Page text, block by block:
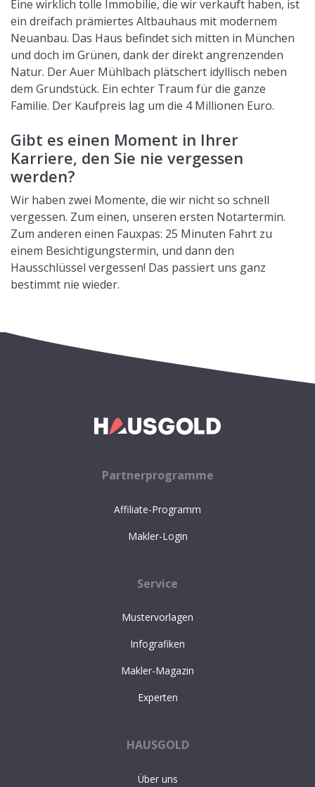
Eine wirklich tolle Immobilie, die wir verkauft haben, ist
ein dreifach prämiertes Altbauhaus mit modernem
Neuanbau. Das Haus befindet sich mitten in München
und doch im Grünen, dank der direkt angrenzenden
Natur. Der Auer Mühlbach plätschert idyllisch neben
dem Grundstück. Ein echter Traum für die ganze
Familie. Der Kaufpreis lag um die 4 Millionen Euro.
Gibt es einen Moment in Ihrer
Karriere, den Sie nie vergessen
werden?
Wir haben zwei Momente, die wir nicht so schnell
vergessen. Zum einen, unseren ersten Notartermin.
Zum anderen einen Fauxpas: 25 Minuten Fahrt zu
einem Besichtigungstermin, und dann den
Hausschlüssel vergessen! Das passiert uns ganz
bestimmt nie wieder.
Partnerprogramme
Affiliate-Programm
Makler-Login
Service
Mustervorlagen
Infografiken
Makler-Magazin
Experten
HAUSGOLD
Über uns